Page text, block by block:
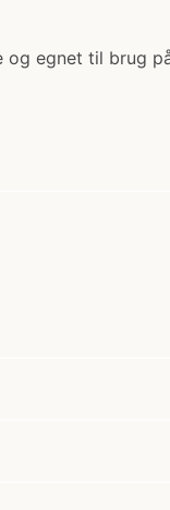
egnet til brug